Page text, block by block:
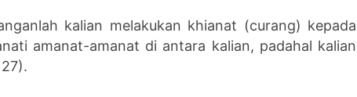
kalian melakukan khianat (curang) kepada
amanat-amanat di antara kalian, padahal kalian